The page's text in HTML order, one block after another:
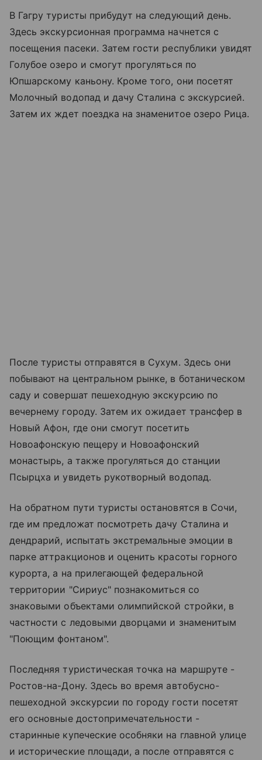
В Гагру туристы прибудут на следующий день.
Здесь экскурсионная программа начнется с
посещения пасеки. Затем гости республики увидят
Голубое озеро и смогут прогуляться по
Юпшарскому каньону. Кроме того, они посетят
Молочный водопад и дачу Сталина с экскурсией.
Затем их ждет поездка на знаменитое озеро Рица.
После туристы отправятся в Сухум. Здесь они
побывают на центральном рынке, в ботаническом
саду и совершат пешеходную экскурсию по
вечернему городу. Затем их ожидает трансфер в
Новый Афон, где они смогут посетить
Новоафонскую пещеру и Новоафонский
монастырь, а также прогуляться до станции
Псырцха и увидеть рукотворный водопад.
На обратном пути туристы остановятся в Сочи,
где им предложат посмотреть дачу Сталина и
дендрарий, испытать экстремальные эмоции в
парке аттракционов и оценить красоты горного
курорта, а на прилегающей федеральной
территории "Сириус" познакомиться со
знаковыми объектами олимпийской стройки, в
частности с ледовыми дворцами и знаменитым
"Поющим фонтаном".
Последняя туристическая точка на маршруте -
Ростов-на-Дону. Здесь во время автобусно-
пешеходной экскурсии по городу гости посетят
его основные достопримечательности -
старинные купеческие особняки на главной улице
и исторические площади, а после отправятся с